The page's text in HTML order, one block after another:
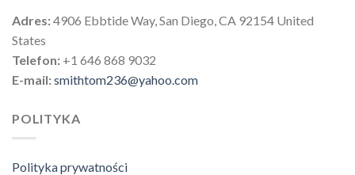
Adres:4906 Ebbtide Way, San Diego, CA 92154 United
States
Telefon: +1 646 868 9032
E-mail:smithtom236@yahoo.com
POLITYKA
Polityka prywatności